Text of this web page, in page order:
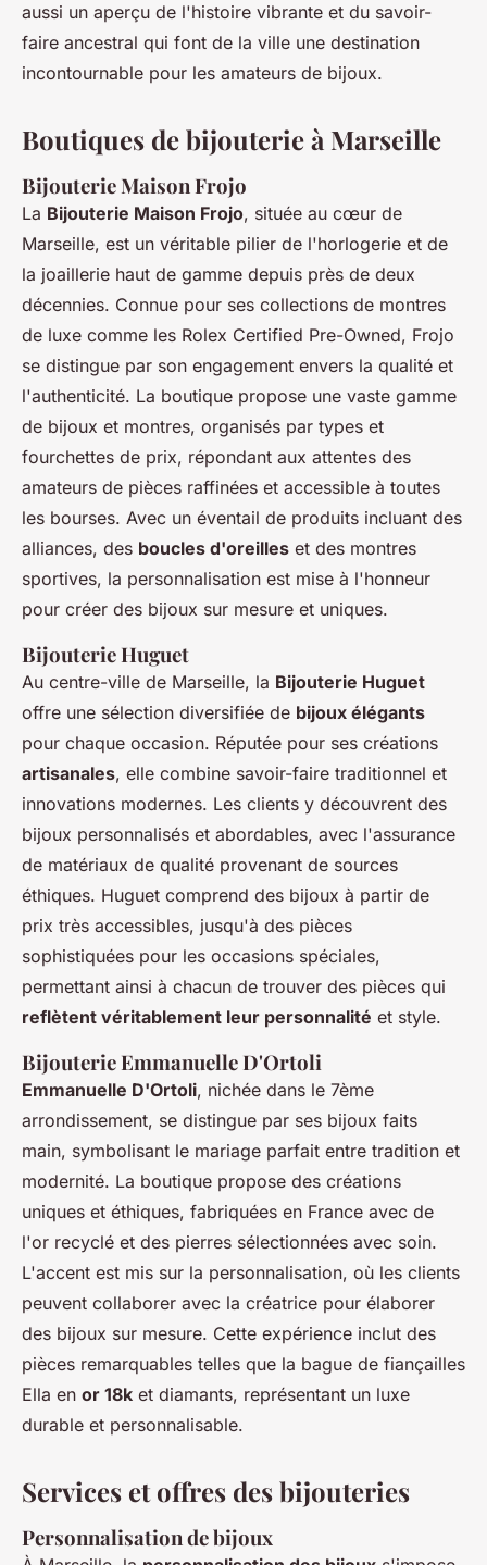
aussi un aperçu de l'histoire vibrante et du savoir-
faire ancestral qui font de la ville une destination
incontournable pour les amateurs de bijoux.
Boutiques de bijouterie à Marseille
Bijouterie Maison Frojo
La Bijouterie Maison Frojo, située au cœur de
Marseille, est un véritable pilier de l'horlogerie et de
la joaillerie haut de gamme depuis près de deux
décennies. Connue pour ses collections de montres
de luxe comme les Rolex Certified Pre-Owned, Frojo
se distingue par son engagement envers la qualité et
l'authenticité. La boutique propose une vaste gamme
de bijoux et montres, organisés par types et
fourchettes de prix, répondant aux attentes des
amateurs de pièces raffinées et accessible à toutes
les bourses. Avec un éventail de produits incluant des
alliances, des boucles d'oreilles et des montres
sportives, la personnalisation est mise à l'honneur
pour créer des bijoux sur mesure et uniques.
Bijouterie Huguet
Au centre-ville de Marseille, la Bijouterie Huguet
offre une sélection diversifiée de bijoux élégants
pour chaque occasion. Réputée pour ses créations
artisanales, elle combine savoir-faire traditionnel et
innovations modernes. Les clients y découvrent des
bijoux personnalisés et abordables, avec l'assurance
de matériaux de qualité provenant de sources
éthiques. Huguet comprend des bijoux à partir de
prix très accessibles, jusqu'à des pièces
sophistiquées pour les occasions spéciales,
permettant ainsi à chacun de trouver des pièces qui
reflètent véritablement leur personnalité et style.
Bijouterie Emmanuelle D'Ortoli
Emmanuelle D'Ortoli, nichée dans le 7ème
arrondissement, se distingue par ses bijoux faits
main, symbolisant le mariage parfait entre tradition et
modernité. La boutique propose des créations
uniques et éthiques, fabriquées en France avec de
l'or recyclé et des pierres sélectionnées avec soin.
L'accent est mis sur la personnalisation, où les clients
peuvent collaborer avec la créatrice pour élaborer
des bijoux sur mesure. Cette expérience inclut des
pièces remarquables telles que la bague de fiançailles
Ella en or 18k et diamants, représentant un luxe
durable et personnalisable.
Services et offres des bijouteries
Personnalisation de bijoux